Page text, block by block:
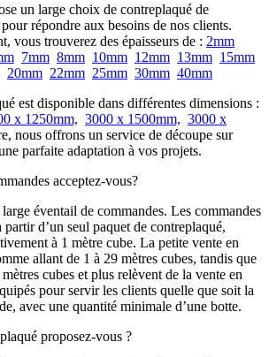
un large choix de contreplaqué de
répondre aux besoins de nos clients.
vous trouverez des épaisseurs de : 2mm
7mm 8mm 10mm 12mm 13mm 15mm
20mm 22mm 25mm 30mm 40mm
est disponible dans différentes dimensions :
x 1250mm, 3000 x 1500mm, 3000 x
nous offrons un service de découpe sur
parfaite adaptation à vos projets.
acceptez-vous?
éventail de commandes. Les commandes
d’un seul paquet de contreplaqué,
à 1 mètre cube. La petite vente en
allant de 1 à 29 mètres cubes, tandis que
cubes et plus relèvent de la vente en
pour servir les clients quelle que soit la
avec une quantité minimale d’une botte.
proposez-vous ?